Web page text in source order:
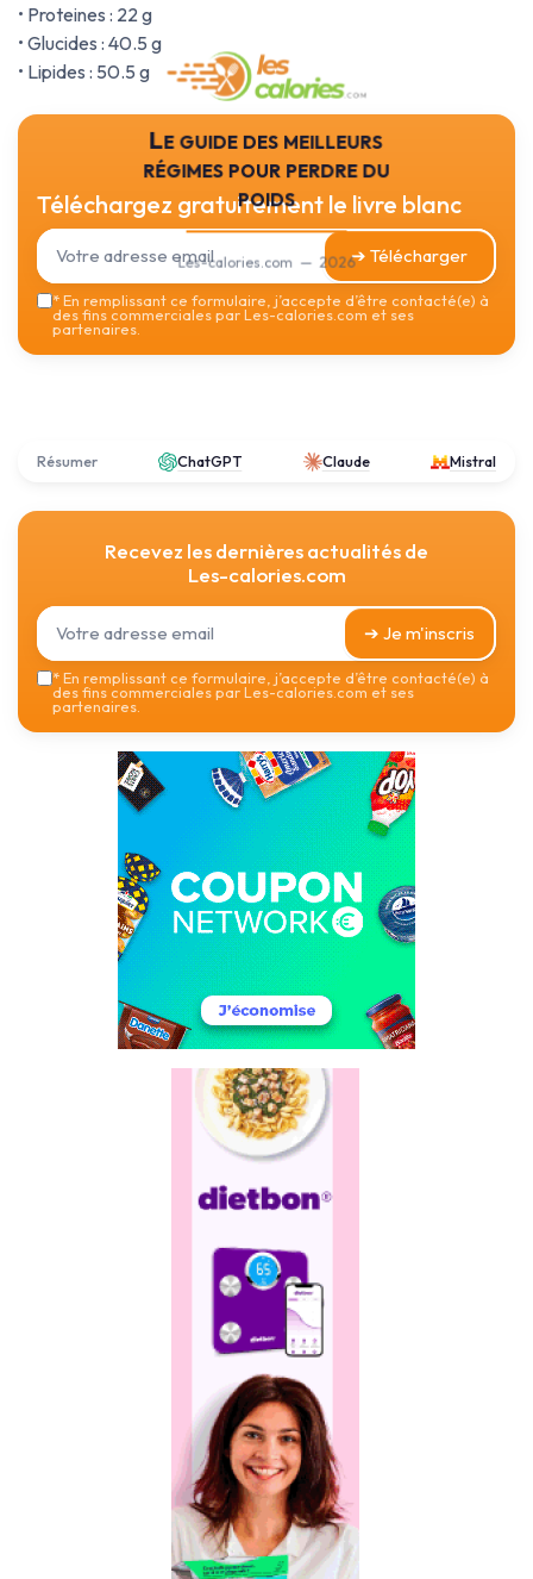
• Proteines : 22 g
• Glucides : 40.5 g
• Lipides : 50.5 g
Le guide des meilleurs
régimes pour perdre du
poids
Les-calories.com — 2026
Téléchargez gratuitement le livre blanc
➔ Télécharger
*En remplissant ce formulaire, j’accepte d’être contacté(e) à
des fins commerciales par Les-calories.com et ses
partenaires.
Résumer ChatGPT Claude Mistral
Recevez les dernières actualités de
Les-calories.com
➔ Je m'inscris
*En remplissant ce formulaire, j’accepte d’être contacté(e) à
des fins commerciales par Les-calories.com et ses
partenaires.